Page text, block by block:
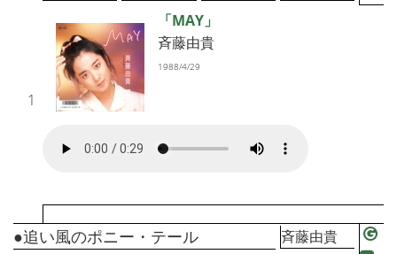
1
「MAY」
斉藤由貴
1988/4/29
●追い風のポニー・テール 斉藤由貴